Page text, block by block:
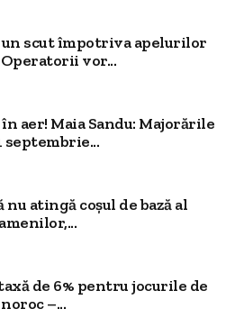
scut împotriva apelurilor
vor...
aer! Maia Sandu: Majorările
septembrie...
atingă coșul de bază al
de 6% pentru jocurile de
noroc –...